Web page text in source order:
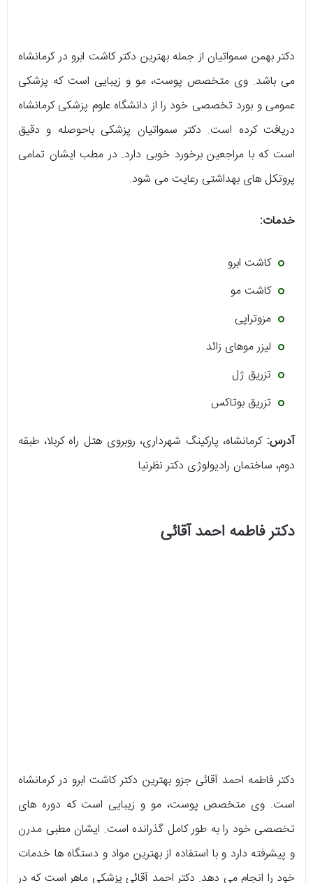
دکتر بهمن سمواتیان از جمله بهترین دکتر کاشت ابرو در کرمانشاه
می باشد. وی متخصص پوست، مو و زیبایی است که پزشکی
عمومی و بورد تخصصی خود را از دانشگاه علوم پزشکی کرمانشاه
دریافت کرده است. دکتر سمواتیان پزشکی باحوصله و دقیق
است که با مراجعین برخورد خوبی دارد. در مطب ایشان تمامی
پروتکل های بهداشتی رعایت می شود.
خدمات:
کاشت ابرو
کاشت مو
مزوتراپی
لیزر موهای زائد
تزریق ژل
تزریق بوتاکس
آدرس: کرمانشاه، پارکینگ شهرداری، روبروی هتل راه کربلا، طبقه
دوم، ساختمان رادیولوژی دکتر نظرنیا
دکتر فاطمه احمد آقائی
دکتر فاطمه احمد آقائی جزو بهترین دکتر کاشت ابرو در کرمانشاه
است. وی متخصص پوست، مو و زیبایی است که دوره های
تخصصی خود را به طور کامل گذرانده است. ایشان مطبی مدرن
و پیشرفته دارد و با استفاده از بهترین مواد و دستگاه ها خدمات
خود را انجام می دهد. دکتر احمد آقائی پزشکی ماهر است که در